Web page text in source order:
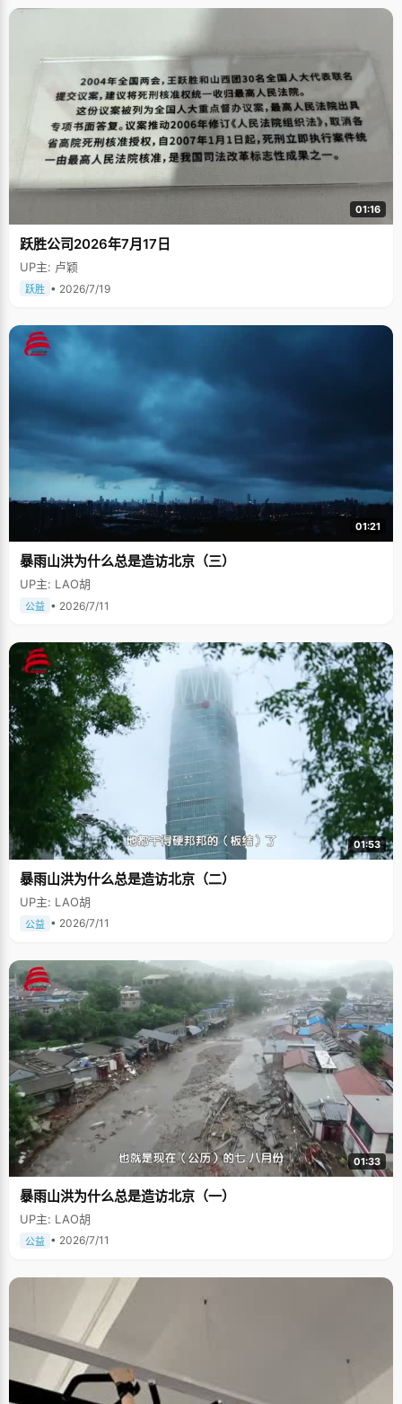
01:16
跃胜公司2026年7月17日
UP主: 卢颖
跃胜 • 2026/7/19
01:21
暴雨山洪为什么总是造访北京（三）
UP主: LAO胡
公益 • 2026/7/11
01:53
暴雨山洪为什么总是造访北京（二）
UP主: LAO胡
公益 • 2026/7/11
01:33
暴雨山洪为什么总是造访北京（一）
UP主: LAO胡
公益 • 2026/7/11